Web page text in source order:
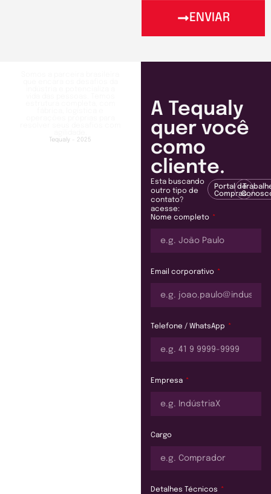
ENVIAR
Tequaly - 2025
A Tequaly
quer você
como
cliente.
Esta buscando
outro tipo de
contato?
acesse:
Portal de
Compras
Nome completo
Email corporativo
Telefone / WhatsApp
Empresa
Cargo
Detalhes Técnicos